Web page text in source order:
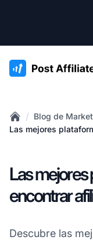
:site.title
Home
/ Blog de
Las mejores
Las mejores
encontrar
Descubre las